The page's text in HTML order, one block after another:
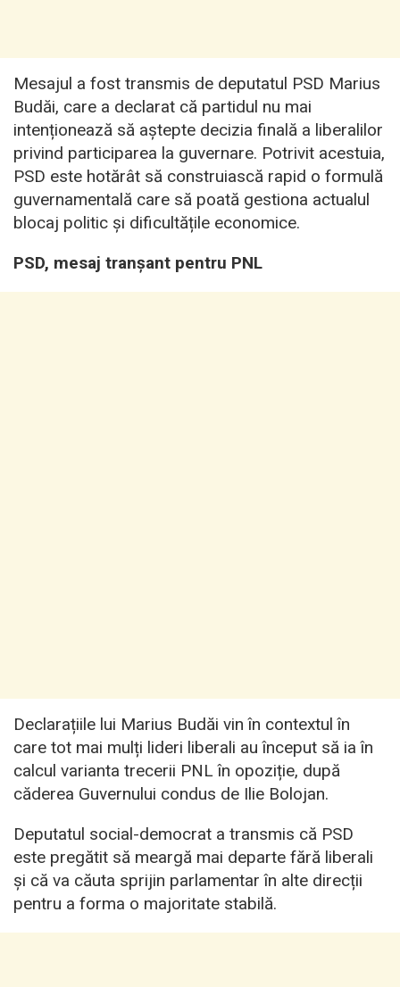
Mesajul a fost transmis de deputatul PSD Marius
Budăi, care a declarat că partidul nu mai
intenționează să aștepte decizia finală a liberalilor
privind participarea la guvernare. Potrivit acestuia,
PSD este hotărât să construiască rapid o formulă
guvernamentală care să poată gestiona actualul
blocaj politic și dificultățile economice.
PSD, mesaj tranșant pentru PNL
Declarațiile lui Marius Budăi vin în contextul în
care tot mai mulți lideri liberali au început să ia în
calcul varianta trecerii PNL în opoziție, după
căderea Guvernului condus de Ilie Bolojan.
Deputatul social-democrat a transmis că PSD
este pregătit să meargă mai departe fără liberali
și că va căuta sprijin parlamentar în alte direcții
pentru a forma o majoritate stabilă.